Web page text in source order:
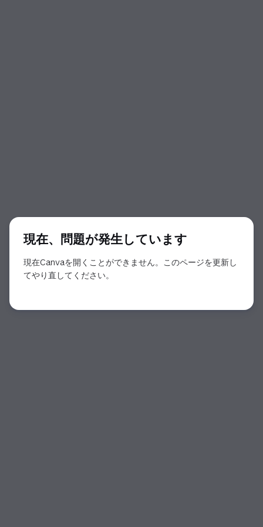
現在、問題が発生しています
現在Canvaを開くことができません。このページを更新し
てやり直してください。